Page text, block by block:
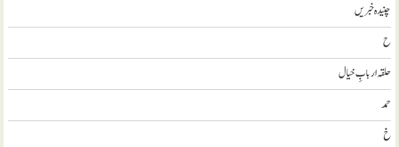
چنیدہ خبریں
ح
حلقہ اربابِ خیال
حمد
خ